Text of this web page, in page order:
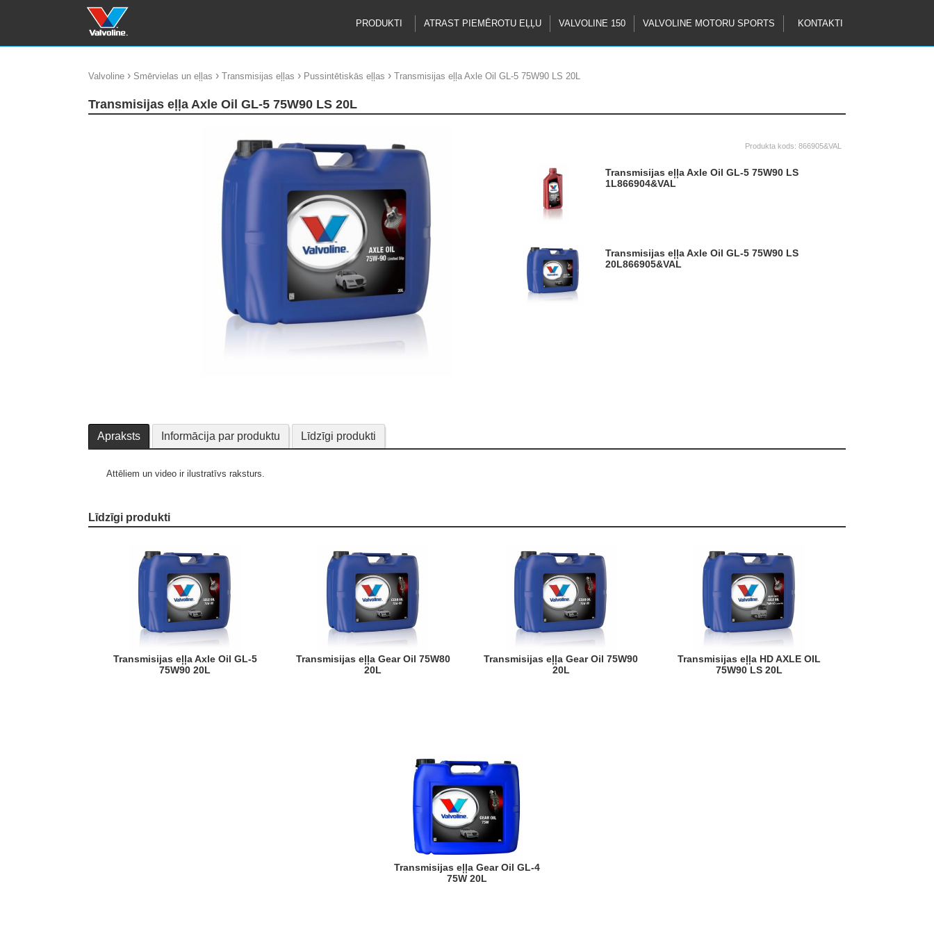
PRODUKTI ATRAST PIEMĒROTU EĻĻU VALVOLINE 150 VALVOLINE MOTORU SPORTS KONTAKTI
Valvoline › Smērvielas un eļļas › Transmisijas eļļas › Pussintētiskās eļļas › Transmisijas eļļa Axle Oil GL-5 75W90 LS 20L
Transmisijas eļļa Axle Oil GL-5 75W90 LS 20L
Produkta kods: 866905&VAL
Transmisijas eļļa Axle Oil GL-5 75W90 LS
1L866904&VAL
Transmisijas eļļa Axle Oil GL-5 75W90 LS
20L866905&VAL
Apraksts Informācija par produktu Līdzīgi produkti
Attēliem un video ir ilustratīvs raksturs.
Līdzīgi produkti
Transmisijas eļļa Axle Oil GL-5
75W90 20L
Transmisijas eļļa Gear Oil 75W80
20L
Transmisijas eļļa Gear Oil 75W90
20L
Transmisijas eļļa HD AXLE OIL
75W90 LS 20L
Transmisijas eļļa Gear Oil GL-4
75W 20L